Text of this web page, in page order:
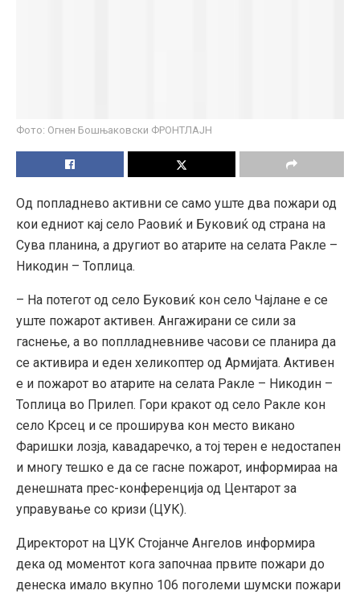
Фото: Огнен Бошњаковски ФРОНТЛАЈН
Од попладнево активни се само уште два пожари од
кои едниот кај село Раовиќ и Буковиќ од страна на
Сува планина, а другиот во атарите на селата Ракле –
Никодин – Топлица.
– На потегот од село Буковиќ кон село Чајлане е се
уште пожарот активен. Ангажирани се сили за
гаснење, а во поплладневниве часови се планира да
се активира и еден хеликоптер од Армијата. Активен
е и пожарот во атарите на селата Ракле – Никодин –
Топлица во Прилеп. Гори кракот од село Ракле кон
село Крсец и се проширува кон место викано
Фаришки лозја, кавадаречко, а тој терен е недостапен
и многу тешко е да се гасне пожарот, информираа на
денешната прес-конференција од Центарот за
управување со кризи (ЦУК).
Директорот на ЦУК Стојанче Ангелов информира
дека од моментот кога започнаа првите пожари до
денеска имало вкупно 106 поголеми шумски пожари